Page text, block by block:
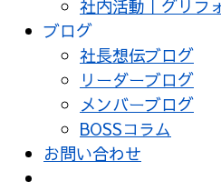
社内活動｜グリフ
ブログ
社長想伝ブログ
リーダーブログ
メンバーブログ
BOSSコラム
お問い合わせ